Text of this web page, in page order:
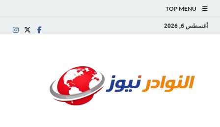
TOP MENU
أغسطس 6, 2026